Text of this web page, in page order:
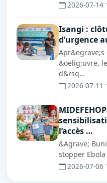
2026-07-14
Isangi :
d’urgence
Apr&egrave;s
&oelig;uvre,
d&rsq…
2026-07-11
l’accès …
&Agrave;
stopper
2026-07-06